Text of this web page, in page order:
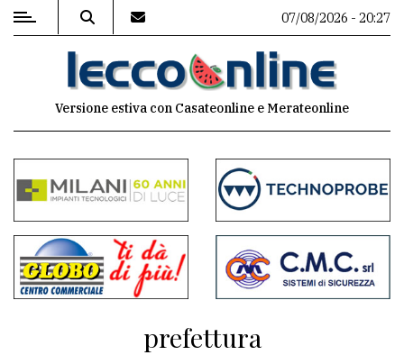
MENU
commenti
Contenuti
del
sito
07/08/2026 - 20:27
Versione estiva con Casateonline e Merateonline
prefettura